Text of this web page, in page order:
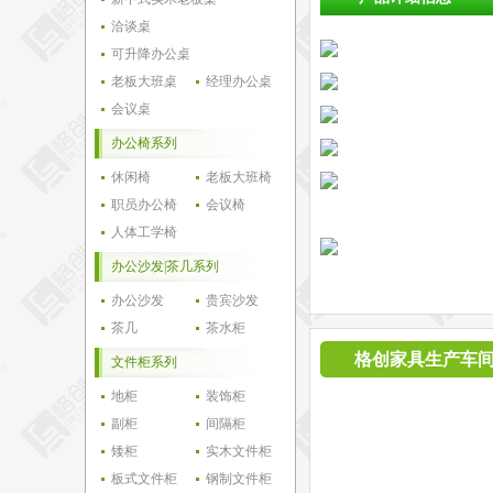
洽谈桌
可升降办公桌
老板大班桌
经理办公桌
会议桌
办公椅系列
休闲椅
老板大班椅
职员办公椅
会议椅
人体工学椅
办公沙发|茶几系列
办公沙发
贵宾沙发
茶几
茶水柜
文件柜系列
地柜
装饰柜
副柜
间隔柜
矮柜
实木文件柜
板式文件柜
钢制文件柜
格创家具生产车